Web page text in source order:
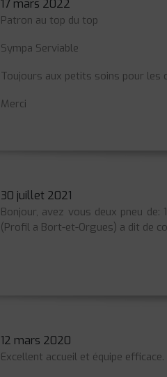
17 mars 2022
Patron au top du top
Sympa Serviable
Toujours aux petits soins pour les
Merci
30 juillet 2021
Bonjour, avez vous deux pneu
(Profil a Bort-et-Orgues) a dit de
12 mars 2020
Excellent accueil et équipe efficace.